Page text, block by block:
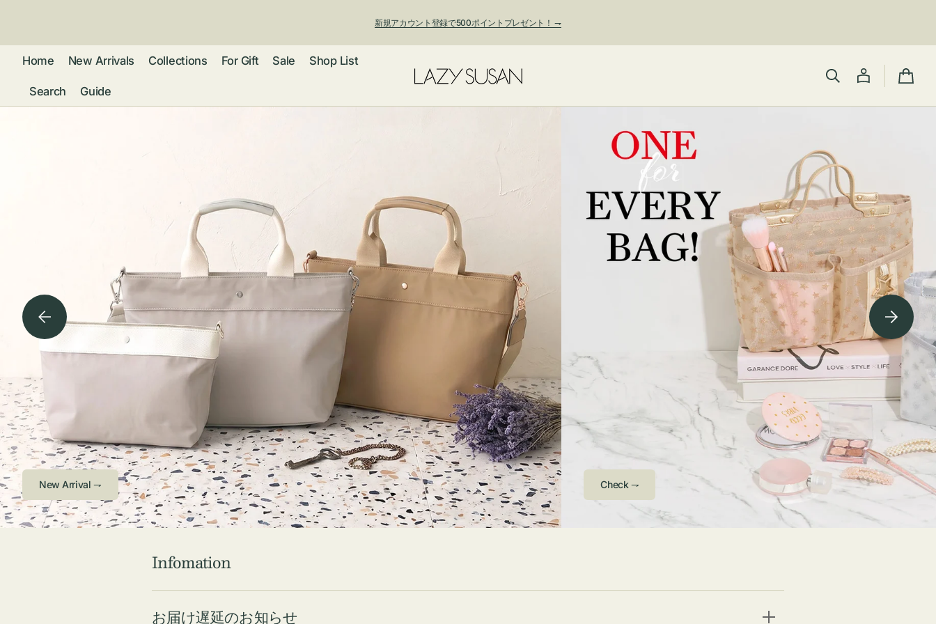
新規アカウント登録で500ポイントプレゼント！ ⇁
夏季休業および発送停止について
Home New Arrivals Collections
ブレスレット・
バングル
ブローチ
ショルダーバッ
スマートフォン
ポシェット
ハンドバッグ
ボストンバッグ
エコバッグ・サ
ブバッグ
ファッション
バッグチャー
ム・キーホルダ
ー
ウエア
扇子・ファン
ストール・ハッ
ト・グローブ
メガネ・サング
ラス・ルーペ
傘
ハンカチ・ソッ
クス
ウォレット・革
ポーチ ・ メガ
ネケース・マル
チケース他
コスメ
ジュエリーボッ
クス ・ケース
インテリア
For Gift Sale Shop List
Search Guide
カ
Check ⇁
Infomation
お届け遅延のお知らせ